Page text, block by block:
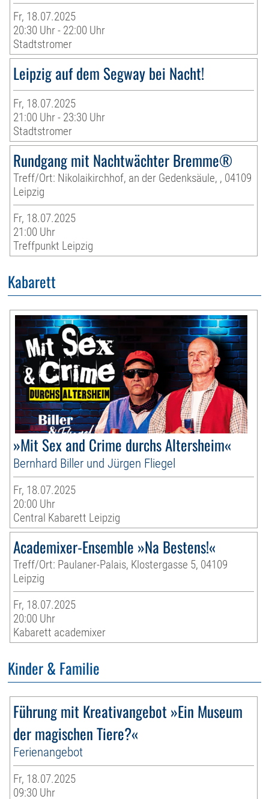
Fr, 18.07.2025
20:30 Uhr - 22:00 Uhr
Stadtstromer
Leipzig auf dem Segway bei Nacht!
Fr, 18.07.2025
21:00 Uhr - 23:30 Uhr
Stadtstromer
Rundgang mit Nachtwächter Bremme®
Treff/Ort: Nikolaikirchhof, an der Gedenksäule, , 04109
Leipzig
Fr, 18.07.2025
21:00 Uhr
Treffpunkt Leipzig
Kabarett
»Mit Sex and Crime durchs Altersheim«
Bernhard Biller und Jürgen Fliegel
Fr, 18.07.2025
20:00 Uhr
Central Kabarett Leipzig
Academixer-Ensemble »Na Bestens!«
Treff/Ort: Paulaner-Palais, Klostergasse 5, 04109
Leipzig
Fr, 18.07.2025
20:00 Uhr
Kabarett academixer
Kinder & Familie
Führung mit Kreativangebot »Ein Museum
der magischen Tiere?«
Ferienangebot
Fr, 18.07.2025
09:30 Uhr